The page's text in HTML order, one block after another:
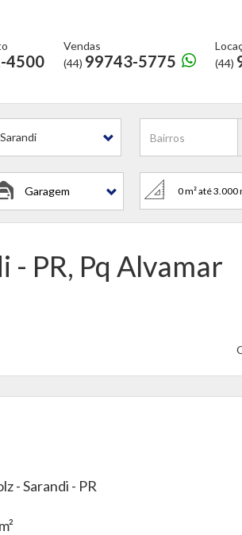
4500
Vendas
(44) 99743-5775
(44)
Sarandi
Garagem
- PR, Pq Alvamar
-Sarandi - PR